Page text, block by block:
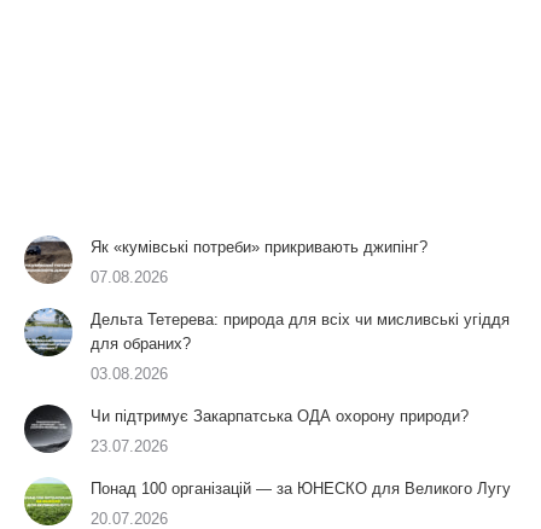
Як «кумівські потреби» прикривають джипінг?
07.08.2026
Дельта Тетерева: природа для всіх чи мисливські угіддя
для обраних?
03.08.2026
Чи підтримує Закарпатська ОДА охорону природи?
23.07.2026
Понад 100 організацій — за ЮНЕСКО для Великого Лугу
20.07.2026